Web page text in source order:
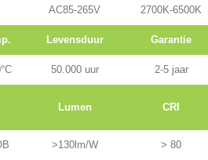
AC85-265V 2700K-6500K
Levensduur Garantie
50.000 uur 2-5 jaar
Lumen CRI
>130lm/W > 80